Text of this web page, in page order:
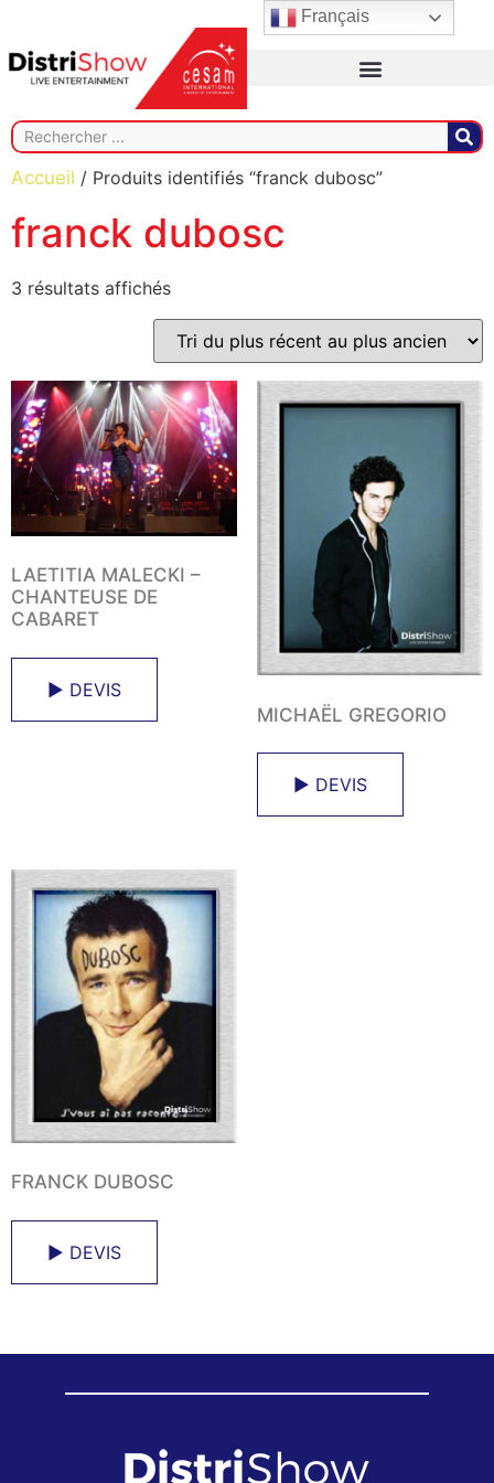
Accueil / Produits identifiés “franck dubosc”
franck dubosc
3 résultats affichés
LAETITIA MALECKI –
CHANTEUSE DE
CABARET
► DEVIS
MICHAËL GREGORIO
► DEVIS
FRANCK DUBOSC
► DEVIS
Français